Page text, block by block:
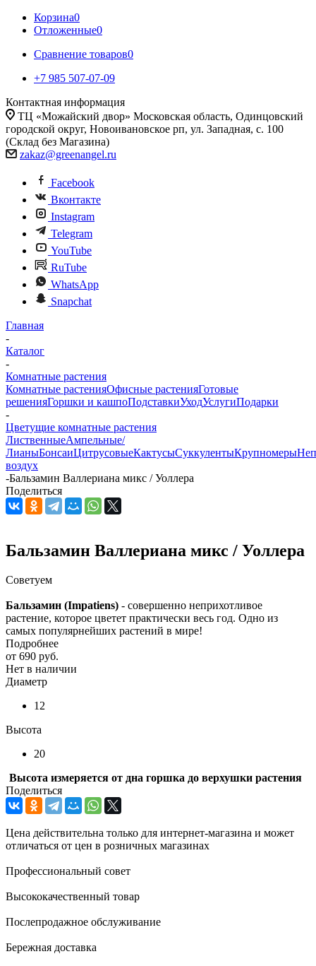
Корзина0
Отложенные0
Сравнение товаров0
+7 985 507-07-09
Контактная информация
ТЦ «Можайский двор» Московская область, Одинцовский
городской округ, Новоивановское рп, ул. Западная, с. 100
(Склад без Магазина)
zakaz@greenangel.ru
Facebook
Вконтакте
Instagram
Telegram
YouTube
RuTube
WhatsApp
Snapchat
Главная
-
Каталог
-
Комнатные растения
Комнатные растенияОфисные растенияГотовые
решенияГоршки и кашпоПодставкиУходУслугиПодарки
-
Цветущие комнатные растения
ЛиственныеАмпельные/
ЛианыБонсаиЦитрусовыеКактусыСуккулентыКрупномеры
воздух
-Бальзамин Валлериана микс / Уоллера
Поделиться
Бальзамин Валлериана микс / Уоллера
Советуем
Бальзамин (Impatiens) - совершенно неприхотливое
растение, которое цветет практически весь год. Одно из
самых популярнейших растений в мире!
Подробнее
от 690 руб.
Нет в наличии
Диаметр
12
Высота
20
Высота измеряется от дна горшка до верхушки растения
Поделиться
Цена действительна только для интернет-магазина и может
отличаться от цен в розничных магазинах
Профессиональный совет
Высококачественный товар
Послепродажное обслуживание
Бережная доставка